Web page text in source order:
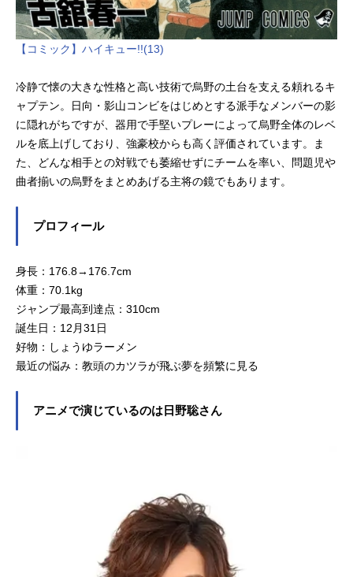
【コミック】ハイキュー!!(13)
冷静で懐の大きな性格と高い技術で烏野の土台を支える頼れるキ
ャプテン。日向・影山コンビをはじめとする派手なメンバーの影
に隠れがちですが、器用で手堅いプレーによって烏野全体のレベ
ルを底上げしており、強豪校からも高く評価されています。ま
た、どんな相手との対戦でも萎縮せずにチームを率い、問題児や
曲者揃いの烏野をまとめあげる主将の鏡でもあります。
プロフィール
身長：176.8→176.7cm
体重：70.1kg
ジャンプ最高到達点：310cm
誕生日：12月31日
好物：しょうゆラーメン
最近の悩み：教頭のカツラが飛ぶ夢を頻繁に見る
アニメで演じているのは日野聡さん